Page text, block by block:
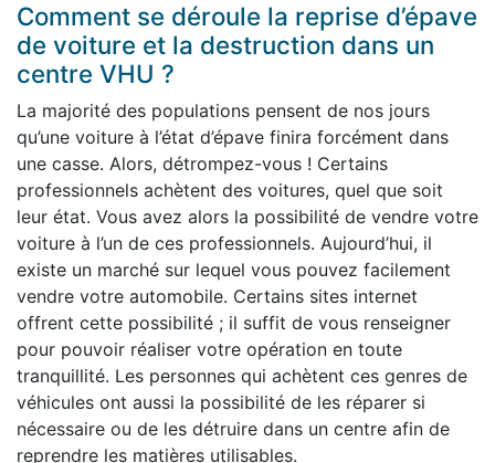
Comment se déroule la reprise d’épave
de voiture et la destruction dans un
centre VHU ?
La majorité des populations pensent de nos jours
qu’une voiture à l’état d’épave finira forcément dans
une casse. Alors, détrompez-vous ! Certains
professionnels achètent des voitures, quel que soit
leur état. Vous avez alors la possibilité de vendre votre
voiture à l’un de ces professionnels. Aujourd’hui, il
existe un marché sur lequel vous pouvez facilement
vendre votre automobile. Certains sites internet
offrent cette possibilité ; il suffit de vous renseigner
pour pouvoir réaliser votre opération en toute
tranquillité. Les personnes qui achètent ces genres de
véhicules ont aussi la possibilité de les réparer si
nécessaire ou de les détruire dans un centre afin de
reprendre les matières utilisables.